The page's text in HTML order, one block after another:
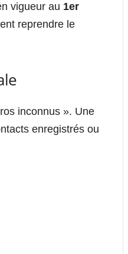
vigueur au 1er
reprendre le
inconnus ». Une
enregistrés ou